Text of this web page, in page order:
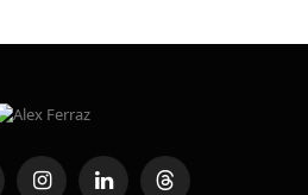
InstagramLinkedInThreads